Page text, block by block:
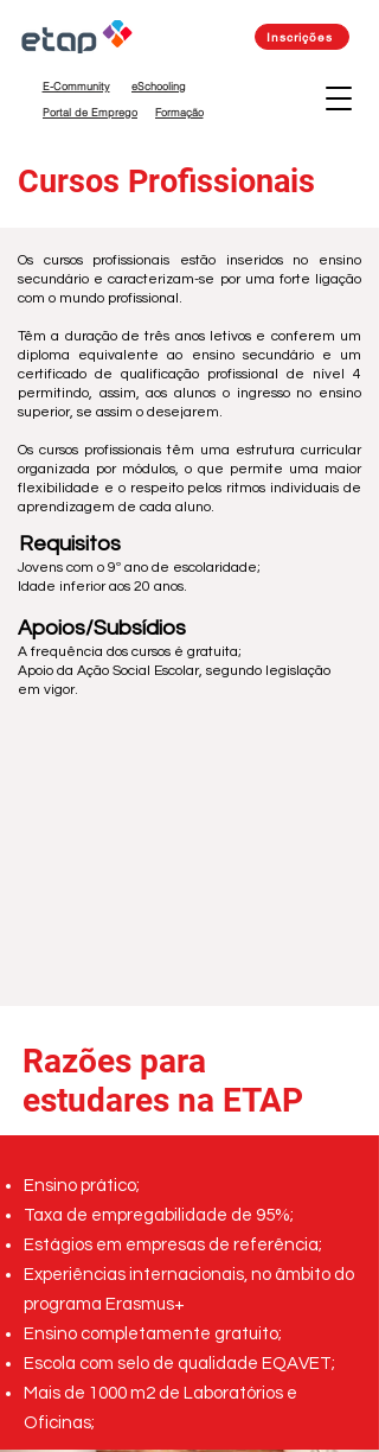
eSchooling
E-Community
Portal de Emprego
Formação
Inscrições
Cursos Profissionais
Os cursos profissionais estão inseridos no ensino
secundário e caracterizam-se por uma forte ligação
com o mundo profissional.
Têm a duração de três anos letivos e conferem um
diploma equivalente ao ensino secundário e um
certificado de qualificação profissional de nível 4
permitindo, assim, aos alunos o ingresso no ensino
superior, se assim o desejarem.
Os cursos profissionais têm uma estrutura curricular
organizada por módulos, o que permite uma maior
flexibilidade e o respeito pelos ritmos individuais de
aprendizagem de cada aluno.
Requisitos
Jovens com o 9º ano de escolaridade;
Idade inferior aos 20 anos.
Apoios/Subsídios
A frequência dos cursos é gratuita;
Apoio da Ação Social Escolar, segundo legislação
em vigor.
Razões para
estudares na ETAP
Ensino prático;
Taxa de empregabilidade de 95%;
Estágios em empresas de referência;
Experiências internacionais, no âmbito do
programa Erasmus+
Ensino completamente gratuito;
Escola com selo de qualidade EQAVET;
Mais de 1000 m2 de Laboratórios e
Oficinas;